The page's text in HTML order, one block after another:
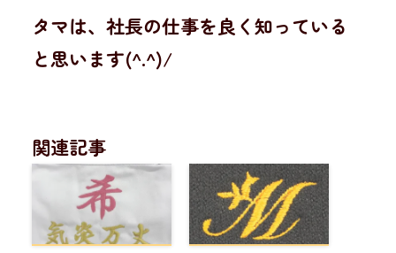
タマは、社長の仕事を良く知っている
と思います(^.^)/
関連記事